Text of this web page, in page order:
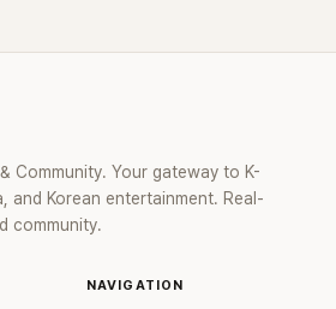
Community. Your gateway to K-
and Korean entertainment. Real-
community.
NAVIGATION